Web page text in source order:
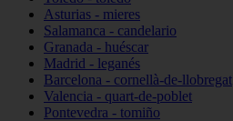
Asturias - mieres
Salamanca - candelario
Granada - huéscar
Madrid - leganés
Barcelona - cornellà-de-llobregat
Valencia - quart-de-poblet
Pontevedra - tomiño